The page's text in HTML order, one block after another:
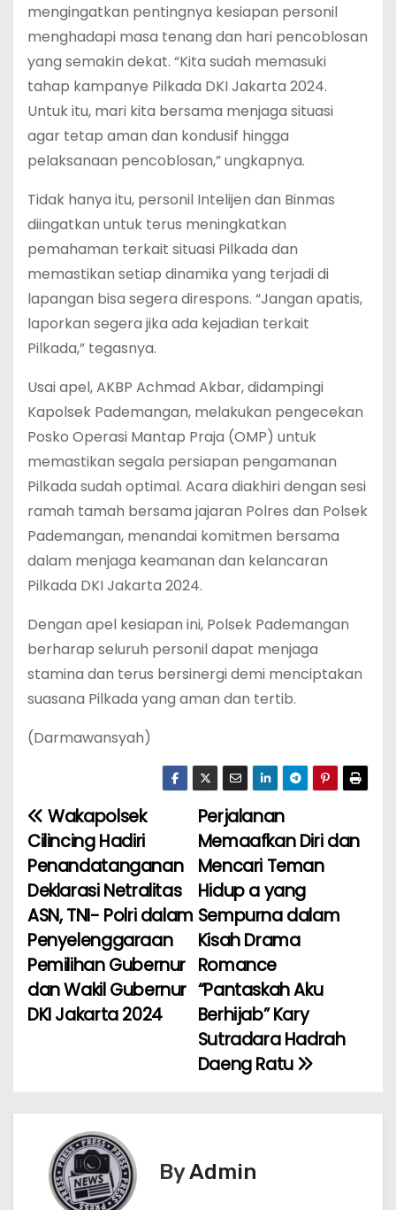
mengingatkan pentingnya kesiapan personil
menghadapi masa tenang dan hari pencoblosan
yang semakin dekat. “Kita sudah memasuki
tahap kampanye Pilkada DKI Jakarta 2024.
Untuk itu, mari kita bersama menjaga situasi
agar tetap aman dan kondusif hingga
pelaksanaan pencoblosan,” ungkapnya.
Tidak hanya itu, personil Intelijen dan Binmas
diingatkan untuk terus meningkatkan
pemahaman terkait situasi Pilkada dan
memastikan setiap dinamika yang terjadi di
lapangan bisa segera direspons. “Jangan apatis,
laporkan segera jika ada kejadian terkait
Pilkada,” tegasnya.
Usai apel, AKBP Achmad Akbar, didampingi
Kapolsek Pademangan, melakukan pengecekan
Posko Operasi Mantap Praja (OMP) untuk
memastikan segala persiapan pengamanan
Pilkada sudah optimal. Acara diakhiri dengan sesi
ramah tamah bersama jajaran Polres dan Polsek
Pademangan, menandai komitmen bersama
dalam menjaga keamanan dan kelancaran
Pilkada DKI Jakarta 2024.
Dengan apel kesiapan ini, Polsek Pademangan
berharap seluruh personil dapat menjaga
stamina dan terus bersinergi demi menciptakan
suasana Pilkada yang aman dan tertib.
(Darmawansyah)
N
a
v
i
g
a
p
Perjalanan
Memaafkan Diri dan
Mencari Teman
Hidup a yang
Sempurna dalam
Kisah Drama
Romance
“Pantaskah Aku
Berhijab” Kary
Sutradara Hadrah
Daeng Ratu
Wakapolsek
Cilincing Hadiri
Penandatanganan
Deklarasi Netralitas
ASN, TNI- Polri dalam
Penyelenggaraan
Pemilihan Gubernur
dan Wakil Gubernur
DKI Jakarta 2024
ByAdmin